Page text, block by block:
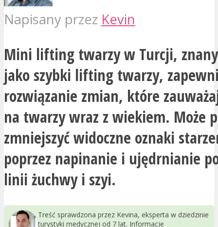
Napisany przez Kevin
Mini lifting twarzy w Turcji,
jako szybki lifting twarzy,
rozwiązanie zmian, które
na twarzy wraz z wiekiem. Może
zmniejszyć widoczne oznaki
poprzez napinanie i ujędrnianie
linii żuchwy i szyi.
Treść sprawdzona przez Kevina, eksperta w dziedzinie
turystyki medycznej od 7 lat. Informacje